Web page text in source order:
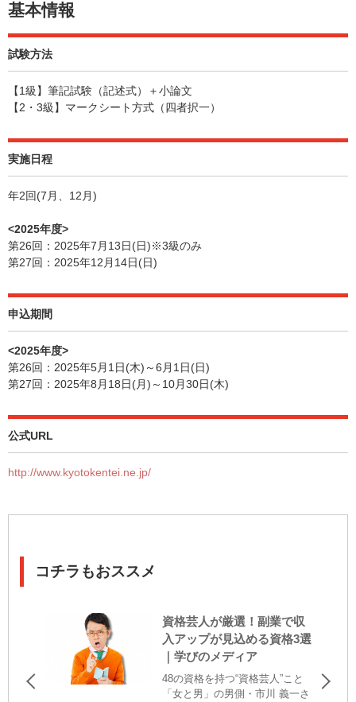
基本情報
試験方法
【1級】筆記試験（記述式）＋小論文
【2・3級】マークシート方式（四者択一）
実施日程
年2回(7月、12月)
<2025年度>
第26回：2025年7月13日(日)※3級のみ
第27回：2025年12月14日(日)
申込期間
<2025年度>
第26回：2025年5月1日(木)～6月1日(日)
第27回：2025年8月18日(月)～10月30日(木)
公式URL
http://www.kyotokentei.ne.jp/
コチラもおススメ
資格芸人が厳選！副業で収
入アップが見込める資格3選
｜学びのメディア
48の資格を持つ“資格芸人”こと
「女と男」の男側・市川 義一さ